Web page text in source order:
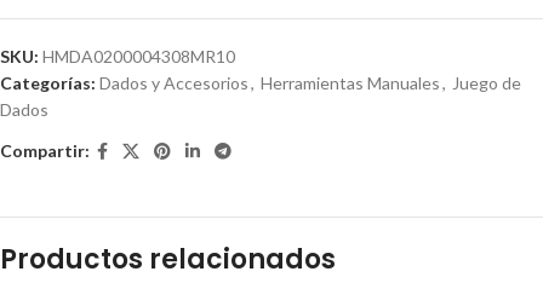
SKU: HMDA0200004308MR10
Categorías: Dados y Accesorios, Herramientas Manuales, Juego de
Dados
Compartir:
Productos relacionados